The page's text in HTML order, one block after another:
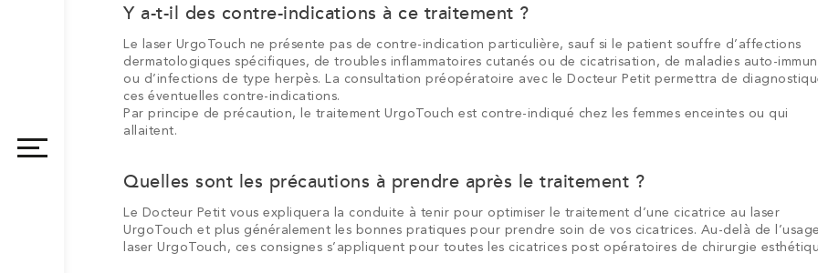
Y a-t-il des contre-indications à ce traitement ?
Le laser UrgoTouch ne présente pas de contre-indication particulière, sauf si le patient souffre d’affections
dermatologiques spécifiques, de troubles inflammatoires cutanés ou de cicatrisation, de maladies auto-
ou d’infections de type herpès. La consultation préopératoire avec le Docteur Petit permettra de
ces éventuelles contre-indications.
Par principe de précaution, le traitement UrgoTouch est contre-indiqué chez les femmes enceintes ou qui
allaitent.
Quelles sont les précautions à prendre après le traitement ?
Le Docteur Petit vous expliquera la conduite à tenir pour optimiser le traitement d’une cicatrice au laser
UrgoTouch et plus généralement les bonnes pratiques pour prendre soin de vos cicatrices. Au-delà de
laser UrgoTouch, ces consignes s’appliquent pour toutes les cicatrices post opératoires de chirurgie
esthétique
consultation
–
Paris
consultation
Torcy
clinique
Chirurgie
du
visage
Lifting
du
visage
Blépharoplastie
Otoplastie
Lifting
de
la
lèvre
supérieure
Génioplastie
Chirurgie
des
seins
Augmentation
mammaire
par
prothèses
Augmentation
mammaire
par
lipofilling
Lifting
mammaire
Réduction
mammaire
Reconstruction
mammaire
des
seins
Cure
de
Gynécomastie
Chirurgie
de
la
silhouette
Lipoaspiration
Plastie
abdominale
Mini
plastie
abdominale
Bodylifts
Bodylift
supérieur
Bodylift
inférieur
Bodylift
latéral
Lifting
des
bras
Lifting
des
cuisses
des
fesses
par
lipofilling
des
fesses
par
Chirurgie
intime
Nymphoplastie
de
réduction
Augmentation
des
grandes
lèvres
Hyménoplastie
et
d’élargissement
pénis
Lifting
du
scrotum
Injections
de
Botox
Rides SourcilsBoucheCou
Injections
d’Acide
Hyaluronique
Rides
Ovale
du
visage
Sourcils
et
tempes creux
Nez Lèvres
Pommettes,
joues,
Injections
de
Belkyra
Chirurgie
du
cutané
Chirurgie
de
beauté
kyste
lipome